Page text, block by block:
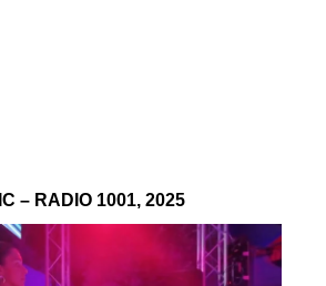
– RADIO 1001, 2025